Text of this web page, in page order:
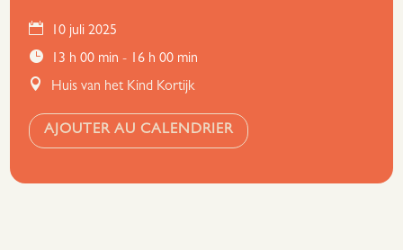
10 juli 2025
13 h 00 min - 16 h 00 min
Huis van het Kind Kortijk
AJOUTER AU CALENDRIER